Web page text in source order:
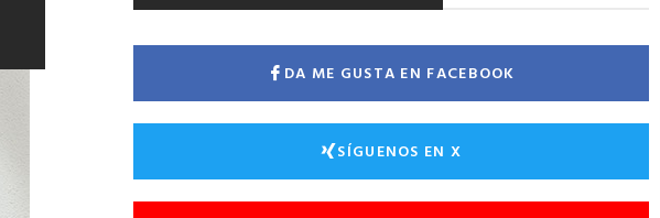
DA ME GUSTA EN FACEBOOK
SÍGUENOS EN X